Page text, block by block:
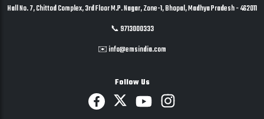
Hall No. 7, Chittod Complex, 3rd Floor M.P. Nagar, Zone-1, Bhopal, Madhya Pradesh - 462011
📞 9713000333
✉️ info@emsindia.com
Follow Us